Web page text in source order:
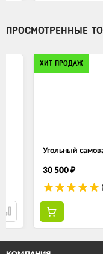
ПРОСМОТРЕННЫЕ
Угольный
30 500 ₽
ХИТ ПРОДАЖ